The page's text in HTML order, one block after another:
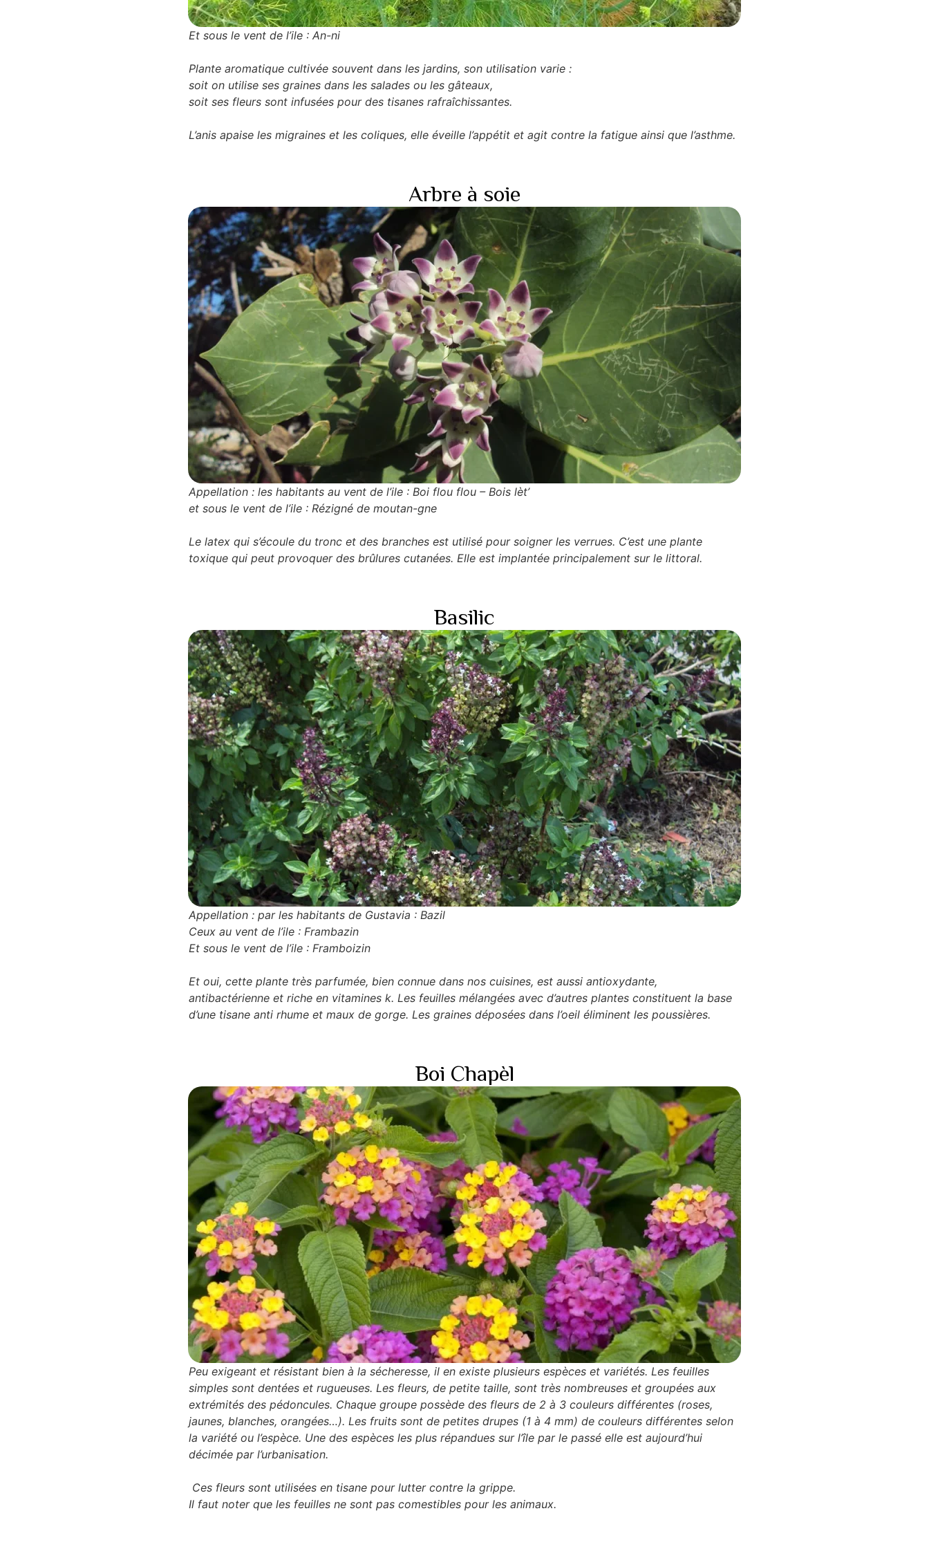
Et sous le vent de l’ile : An-ni
Plante aromatique cultivée souvent dans les jardins, son utilisation varie :
soit on utilise ses graines dans les salades ou les gâteaux,
soit ses fleurs sont infusées pour des tisanes rafraîchissantes.
L’anis apaise les migraines et les coliques, elle éveille l’appétit et agit contre la fatigue ainsi que l’asthme.
Arbre à soie
Appellation : les habitants au vent de l’ile : Boi flou flou – Bois lèt’
et sous le vent de l’ile : Rézigné de moutan-gne
Le latex qui s’écoule du tronc et des branches est utilisé pour soigner les verrues. C’est une plante
toxique qui peut provoquer des brûlures cutanées. Elle est implantée principalement sur le littoral.
Basilic
Appellation : par les habitants de Gustavia : Bazil
Ceux au vent de l’ile : Frambazin
Et sous le vent de l’ile : Framboizin
Et oui, cette plante très parfumée, bien connue dans nos cuisines, est aussi antioxydante,
antibactérienne et riche en vitamines k. Les feuilles mélangées avec d’autres plantes constituent la base
d’une tisane anti rhume et maux de gorge. Les graines déposées dans l’oeil éliminent les poussières.
Boi Chapèl
Peu exigeant et résistant bien à la sécheresse, il en existe plusieurs espèces et variétés. Les feuilles
simples sont dentées et rugueuses. Les fleurs, de petite taille, sont très nombreuses et groupées aux
extrémités des pédoncules. Chaque groupe possède des fleurs de 2 à 3 couleurs différentes (roses,
jaunes, blanches, orangées…). Les fruits sont de petites drupes (1 à 4 mm) de couleurs différentes selon
la variété ou l’espèce. Une des espèces les plus répandues sur l’île par le passé elle est aujourd’hui
décimée par l’urbanisation.
Ces fleurs sont utilisées en tisane pour lutter contre la grippe.
Il faut noter que les feuilles ne sont pas comestibles pour les animaux.